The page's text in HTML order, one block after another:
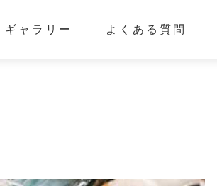
ギャラリー よくある質問